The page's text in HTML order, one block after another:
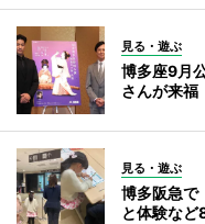
見る・遊ぶ
博多座9月
さんが来
見る・遊ぶ
博多阪急
と体験な